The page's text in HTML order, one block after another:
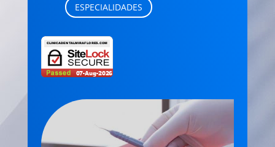
ESPECIALIDADES